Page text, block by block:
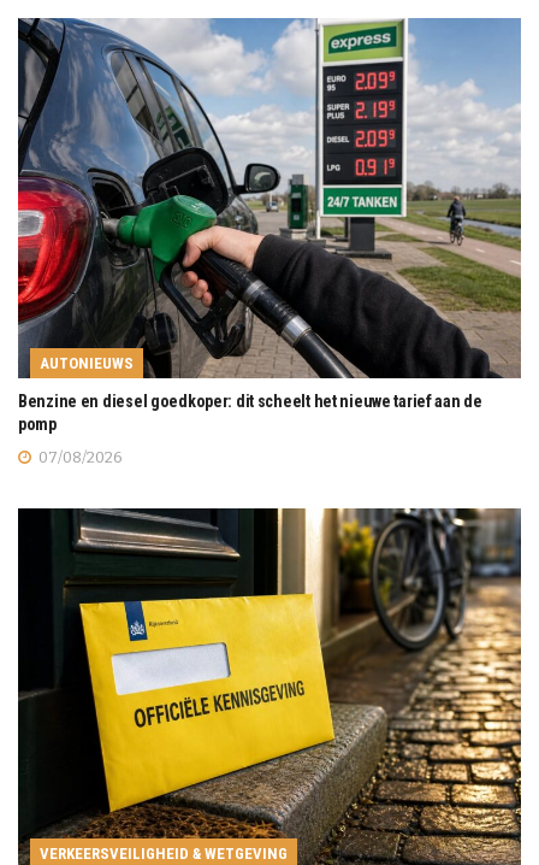
AUTONIEUWS
Benzine en diesel goedkoper: dit scheelt het nieuwe tarief aan de
pomp
07/08/2026
VERKEERSVEILIGHEID & WETGEVING